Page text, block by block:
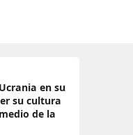
en su
su cultura
de la